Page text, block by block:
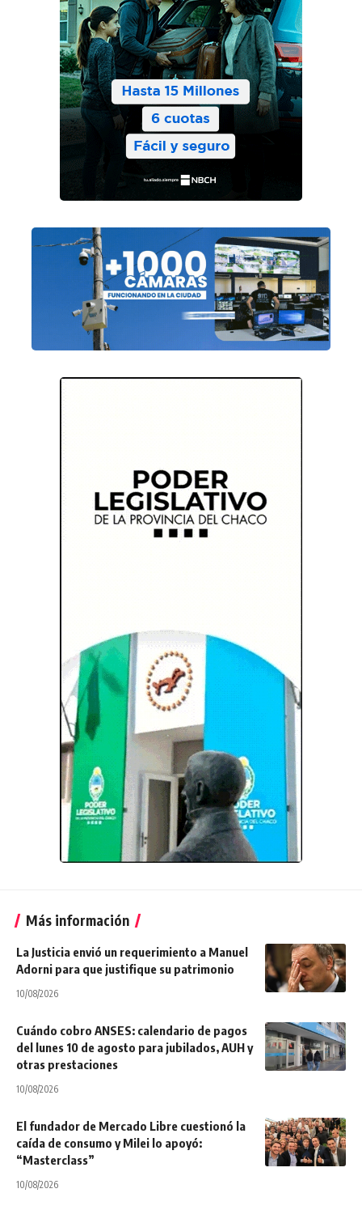
Más información
La Justicia envió un requerimiento a Manuel
Adorni para que justifique su patrimonio
10/08/2026
Cuándo cobro ANSES: calendario de pagos
del lunes 10 de agosto para jubilados, AUH y
otras prestaciones
10/08/2026
El fundador de Mercado Libre cuestionó la
caída de consumo y Milei lo apoyó:
“Masterclass”
10/08/2026